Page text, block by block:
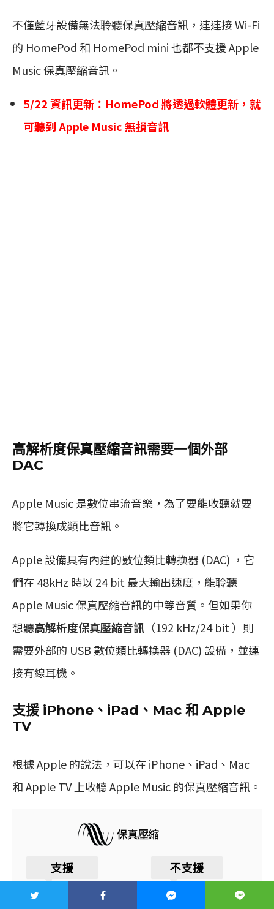
不僅藍牙設備無法聆聽保真壓縮音訊，連連接 Wi-Fi
的 HomePod 和 HomePod mini 也都不支援 Apple
Music 保真壓縮音訊。
5/22 資訊更新： HomePod 將透過軟體更新，就
可聽到 Apple Music 無損音訊
高解析度保真壓縮音訊需要一個外部
DAC
Apple Music 是數位串流音樂，為了要能收聽就要
將它轉換成類比音訊。
Apple 設備具有內建的數位類比轉換器 (DAC) ，它
們在 48kHz 時以 24 bit 最大輸出速度，能聆聽
Apple Music 保真壓縮音訊的中等音質。但如果你
想聽高解析度保真壓縮音訊 （192 kHz/24 bit ）則
需要外部的 USB 數位類比轉換器 (DAC) 設備，並連
接有線耳機。
支援 iPhone、iPad、Mac 和 Apple
TV
根據 Apple 的說法，可以在 iPhone、iPad、Mac
和 Apple TV 上收聽 Apple Music 的保真壓縮音訊。